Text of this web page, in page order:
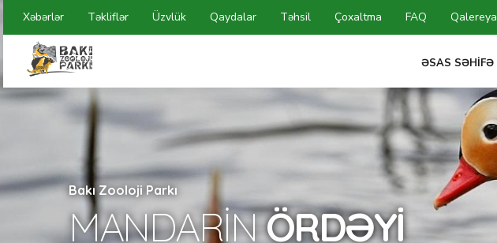
Xəbərlər Təkliflər Üzvlük Qaydalar Təhsil Çoxaltma FAQ Qalereya
ƏSAS SƏHIFƏ
Bakı Zooloji Parkı
MANDARINÖRDƏYI